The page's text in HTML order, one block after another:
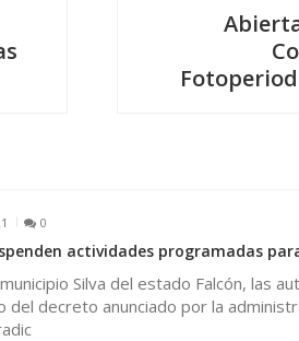
0
actividades programadas
Silva del estado Falcón, las
del decreto anunciado por la